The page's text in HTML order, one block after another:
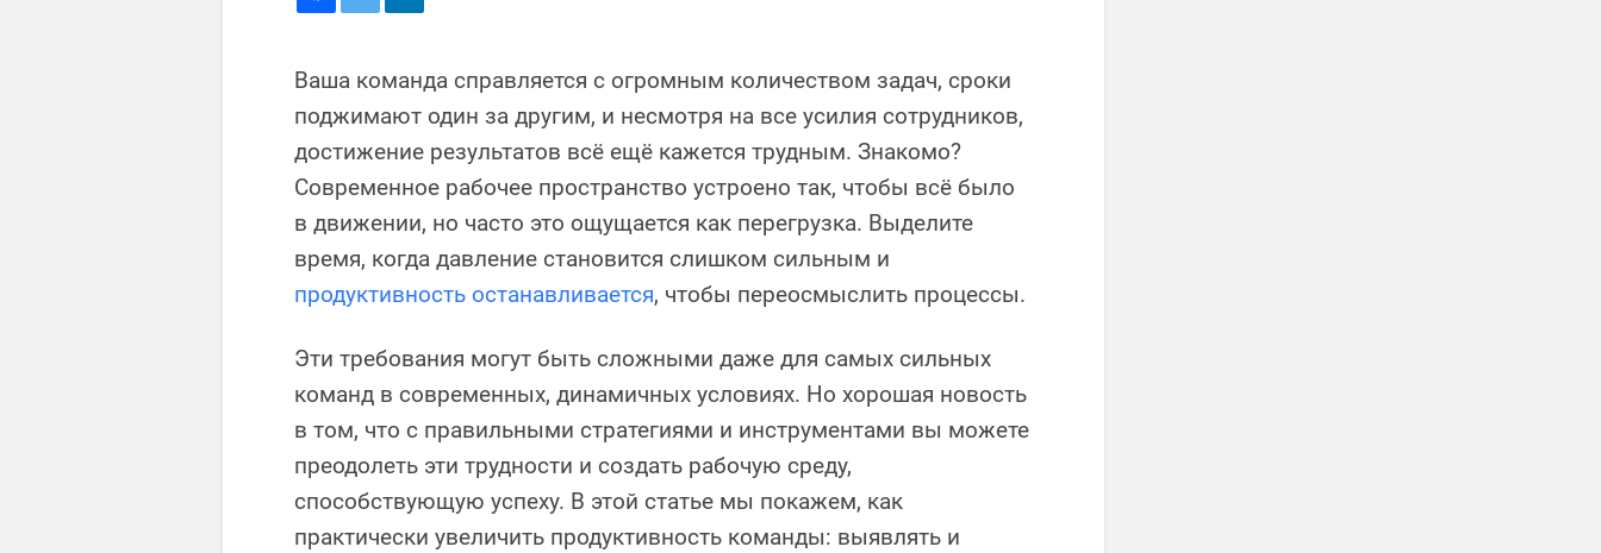
Ваша команда справляется с огромным количеством задач, сроки
поджимают один за другим, и несмотря на все усилия сотрудников,
достижение результатов всё ещё кажется трудным. Знакомо?
Современное рабочее пространство устроено так, чтобы всё было
в движении, но часто это ощущается как перегрузка. Выделите
время, когда давление становится слишком сильным и
продуктивность останавливается, чтобы переосмыслить процессы.
Эти требования могут быть сложными даже для самых сильных
команд в современных, динамичных условиях. Но хорошая новость
в том, что с правильными стратегиями и инструментами вы можете
преодолеть эти трудности и создать рабочую среду,
способствующую успеху. В этой статье мы покажем, как
практически увеличить продуктивность команды: выявлять и